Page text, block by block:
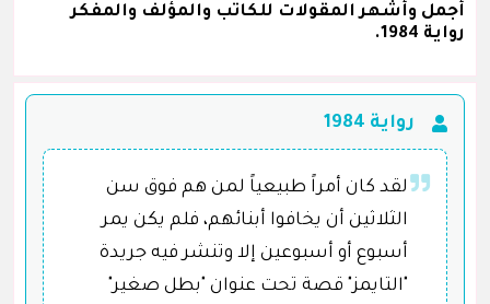
أجمل وأشهر المقولات للكاتب والمؤلف والمفكر
رواية 1984.
رواية 1984
لقد كان أمراً طبيعياً لمن هم فوق سن
الثلاثين أن يخافوا أبنائهم، فلم يكن يمر
أسبوع أو أسبوعين إلا وتنشر فيه جريدة
"التايمز" قصة تحت عنوان "بطل صغير"